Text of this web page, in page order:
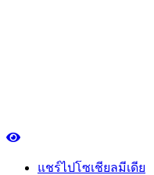
แชร์ไปโซเชียลมีเดีย